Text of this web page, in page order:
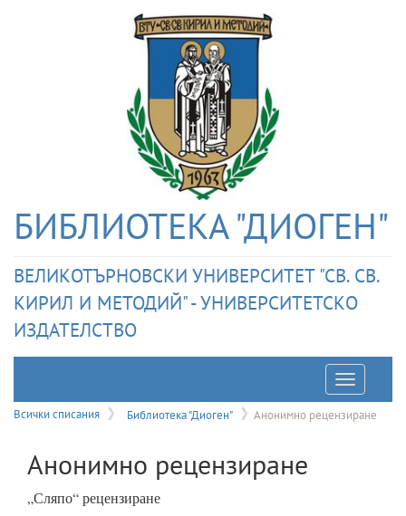
БИБЛИОТЕКА "ДИОГЕН"
ВЕЛИКОТЪРНОВСКИ УНИВЕРСИТЕТ "СВ. СВ.
КИРИЛ И МЕТОДИЙ" - УНИВЕРСИТЕТСКО
ИЗДАТЕЛСТВО
Отваряне
на
Всички списания Библиотека "Диоген" Анонимно рецензиране
Анонимно рецензиране
„Сляпо“ рецензиране